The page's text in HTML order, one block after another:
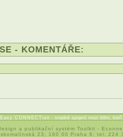
- KOMENTÁŘE:
Easy CONNECTion - snadné spojení mezi lidmi,
a publikační systém Toolkit -
23; 160 00 Praha 6; tel: 224